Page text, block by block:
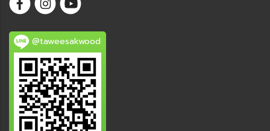
@taweesakwood